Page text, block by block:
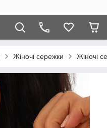
Жіночі сережки Жіночі